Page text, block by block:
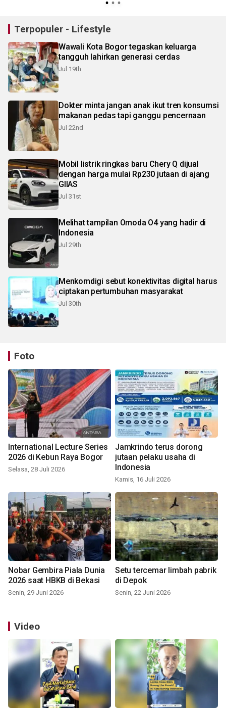
Terpopuler - Lifestyle
Wawali Kota Bogor tegaskan keluarga
tangguh lahirkan generasi cerdas
Jul 19th
Dokter minta jangan anak ikut tren konsumsi
makanan pedas tapi ganggu pencernaan
Jul 22nd
Mobil listrik ringkas baru Chery Q dijual
dengan harga mulai Rp230 jutaan di ajang
GIIAS
Jul 31st
Melihat tampilan Omoda O4 yang hadir di
Indonesia
Jul 29th
Menkomdigi sebut konektivitas digital harus
ciptakan pertumbuhan masyarakat
Jul 30th
Foto
International Lecture Series
2026 di Kebun Raya Bogor
Selasa, 28 Juli 2026
Jamkrindo terus dorong
jutaan pelaku usaha di
Indonesia
Kamis, 16 Juli 2026
Nobar Gembira Piala Dunia
2026 saat HBKB di Bekasi
Senin, 29 Juni 2026
Setu tercemar limbah pabrik
di Depok
Senin, 22 Juni 2026
Video